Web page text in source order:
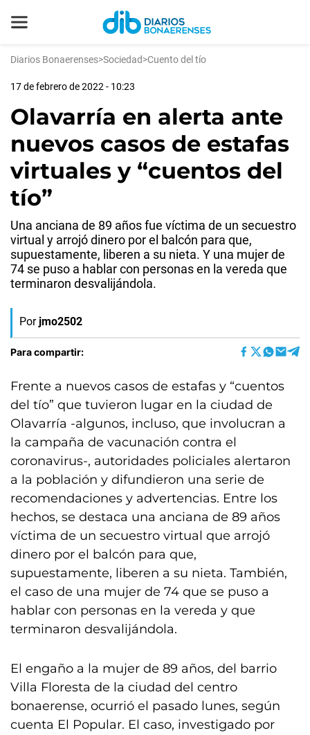
Diarios Bonaerenses>Sociedad>Cuento del tío
17 de febrero de 2022 - 10:23
Olavarría en alerta ante
nuevos casos de estafas
virtuales y “cuentos del
tío”
Una anciana de 89 años fue víctima de un secuestro
virtual y arrojó dinero por el balcón para que,
supuestamente, liberen a su nieta. Y una mujer de
74 se puso a hablar con personas en la vereda que
terminaron desvalijándola.
Por jmo2502
Para compartir:
Frente a nuevos casos de estafas y “cuentos
del tío” que tuvieron lugar en la ciudad de
Olavarría -algunos, incluso, que involucran a
la campaña de vacunación contra el
coronavirus-, autoridades policiales alertaron
a la población y difundieron una serie de
recomendaciones y advertencias. Entre los
hechos, se destaca una anciana de 89 años
víctima de un secuestro virtual que arrojó
dinero por el balcón para que,
supuestamente, liberen a su nieta. También,
el caso de una mujer de 74 que se puso a
hablar con personas en la vereda y que
terminaron desvalijándola.
El engaño a la mujer de 89 años, del barrio
Villa Floresta de la ciudad del centro
bonaerense, ocurrió el pasado lunes, según
cuenta El Popular. El caso, investigado por